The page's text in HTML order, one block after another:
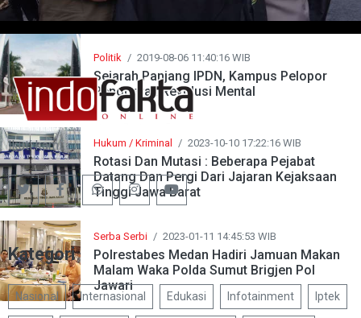
Politik / 2019-08-06 11:40:16 WIB
Sejarah Panjang IPDN, Kampus Pelopor
Penggerak Revolusi Mental
Hukum / Kriminal / 2023-10-10 17:22:16 WIB
Rotasi Dan Mutasi : Beberapa Pejabat
Datang Dan Pergi Dari Jajaran Kejaksaan
Tinggi Jawa Barat
Serba Serbi / 2023-01-11 14:45:53 WIB
Polrestabes Medan Hadiri Jamuan Makan
Malam Waka Polda Sumut Brigjen Pol
Jawari
Ikuti kami:
Kategori
Nasional Internasional Edukasi Infotainment Iptek